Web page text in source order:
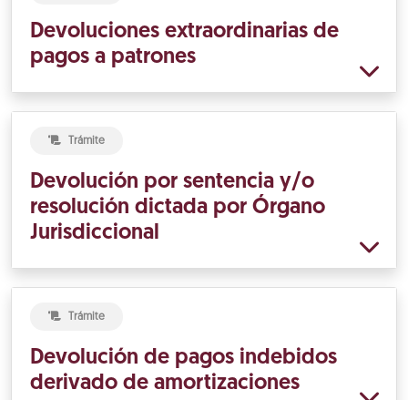
Devoluciones extraordinarias de
pagos a patrones
Trámite
Devolución por sentencia y/o
resolución dictada por Órgano
Jurisdiccional
Trámite
Devolución de pagos indebidos
derivado de amortizaciones